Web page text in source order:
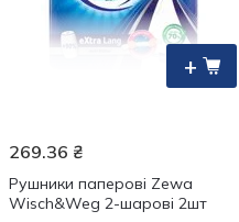
+
269.36 ₴
Рушники паперові Zewa
Wisch&Weg 2-шарові 2шт